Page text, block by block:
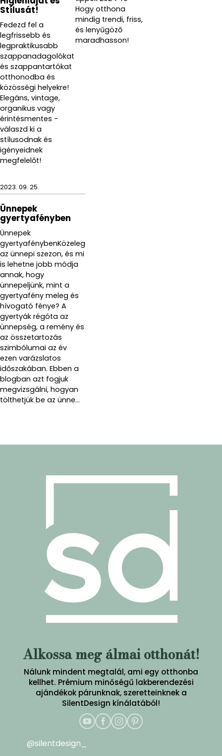
Stílusát!
Fedezd fel a
legfrissebb és
legpraktikusabb
szappanadagolókat
és szappantartókat
otthonodba és
közösségi helyekre!
Elegáns, vintage,
organikus vagy
érintésmentes -
válaszd ki a
stílusodnak és
igényeidnek
megfelelőt!
Hogy otthona
mindig trendi, friss,
és lenyűgöző
maradhasson!
2023. 09. 25.
Ünnepek
gyertyafényben
Ünnepek
gyertyafénybenKözeleg
az ünnepi szezon, és mi
is lehetne jobb módja
annak, hogy
ünnepeljünk, mint a
gyertyafény meleg és
hívogató fénye? A
gyertyák régóta az
ünnepség, a remény és
az összetartozás
szimbólumai az év
ezen varázslatos
időszakában. Ebben a
blogban azt fogjuk
megvizsgálni, hogyan
tölthetjük be az ünne...
Alkossa meg álmai otthonát!
Nálunk mindent megtalál, ami egy otthonba
kellhet. Prémium minőségű lakberendezési
ajándékok párunknak, szeretteinknek a
SilentDesign kínálatából!
@silentdesign_